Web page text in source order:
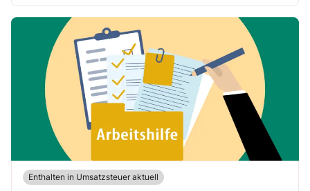
Enthalten in Umsatzsteuer aktuell